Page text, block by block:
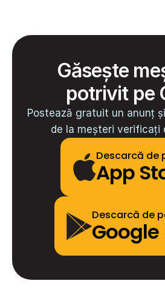
Găsește
potrivit pe
Postează gratuit un anunț
de la meșteri verificați
Descarcă de
App
Descarcă de
Google